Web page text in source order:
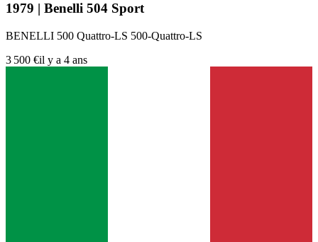
1979 | Benelli 504 Sport
BENELLI 500 Quattro-LS 500-Quattro-LS
3 500 €il y a 4 ans